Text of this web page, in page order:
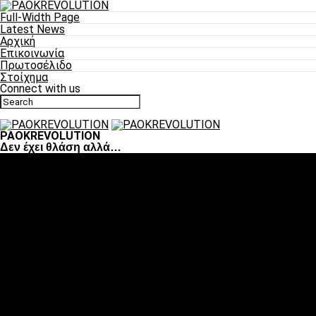
Full-Width Page
Latest News
Αρχική
Επικοινωνία
Πρωτοσέλιδο
Στοίχημα
Connect with us
PAOKREVOLUTION
Δεν έχει θλάση αλλά…